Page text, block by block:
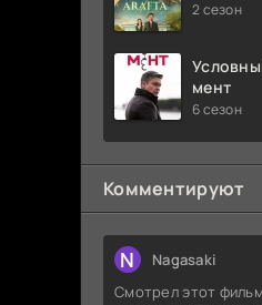
2 сезон
мент
6 сезон
Комментируют
N Nagasaki
Смотрел этот